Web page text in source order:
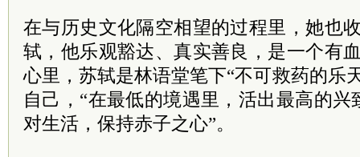
在与历史文化隔空相望的过程里，她也
轼，他乐观豁达、真实善良，是一个有
心里，苏轼是林语堂笔下“不可救药的乐
自己，“在最低的境遇里，活出最高的
对生活，保持赤子之心”。